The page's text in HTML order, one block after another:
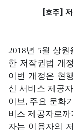
[호주]
2018년 5월 상
한 저작권법 개
이번 개정은 현
신 서비스 제공
이브, 주요 문화
비스 제공자로
자는 이용자의